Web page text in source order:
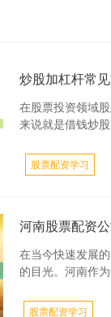
炒股加杠杆常
在股票投资领域
来说就是借钱炒
股票配资学习
河南股票配资
在当今快速发展
的目光。河南作
股票配资学习